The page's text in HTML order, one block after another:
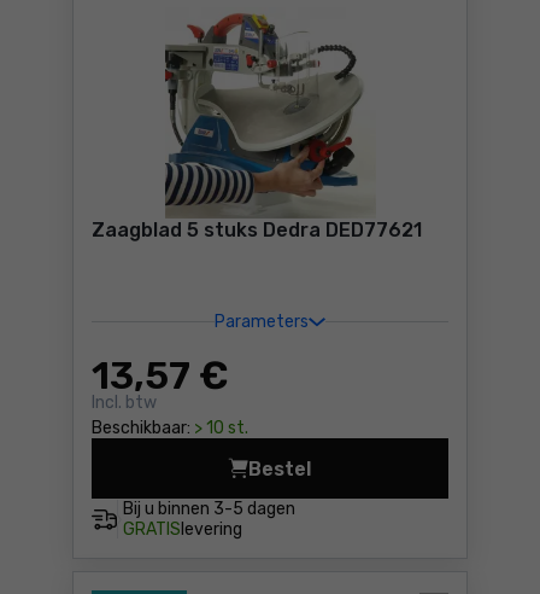
Zaagblad 5 stuks Dedra DED77621
Parameters
13,57 €
Incl. btw
Beschikbaar: > 10 st.
Bij u binnen 3-5 dagen
GRATIS levering
Bestel